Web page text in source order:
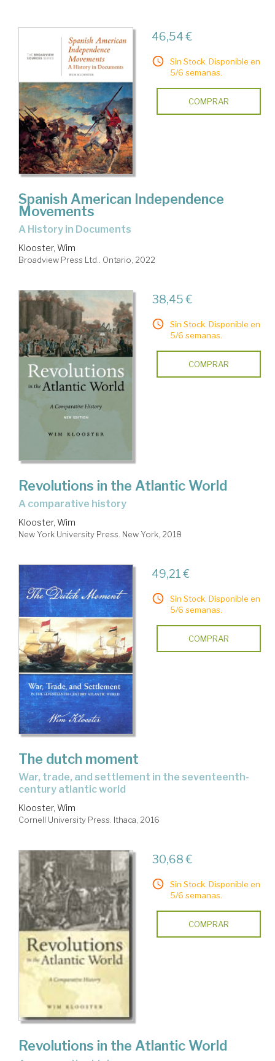
46,54 €
Sin Stock. Disponible en
5/6 semanas.
COMPRAR
Spanish American Independence
Movements
A History in Documents
Klooster, Wim
Broadview Press Ltd.. Ontario, 2022
38,45 €
Sin Stock. Disponible en
5/6 semanas.
COMPRAR
Revolutions in the Atlantic World
a comparative history
Klooster, Wim
New York University Press. New York, 2018
49,21 €
Sin Stock. Disponible en
5/6 semanas.
COMPRAR
The dutch moment
war, trade, and settlement in the seventeenth-
century atlantic world
Klooster, Wim
Cornell University Press. Ithaca, 2016
30,68 €
Sin Stock. Disponible en
5/6 semanas.
COMPRAR
Revolutions in the Atlantic World